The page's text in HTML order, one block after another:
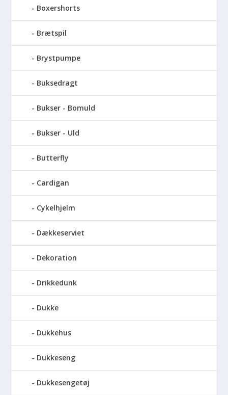
Boxershorts
Brætspil
Brystpumpe
Buksedragt
Bukser - Bomuld
Bukser - Uld
Butterfly
Cardigan
Cykelhjelm
Dækkeserviet
Dekoration
Drikkedunk
Dukke
Dukkehus
Dukkeseng
Dukkesengetøj